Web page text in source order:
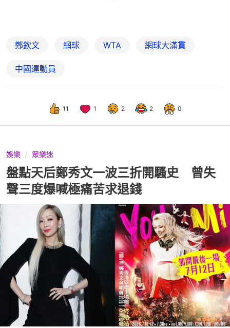
鄭欽文 網球 WTA 網球大滿貫
中國運動員
11 1 2 2 0
娛樂 眾樂迷
盤點天后鄭秀文一波三折開騷史 曾失
聲三度爆喊極痛苦求退錢